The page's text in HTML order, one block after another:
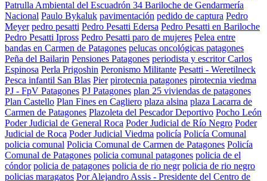
Patrulla Ambiental del Escuadrón 34 Bariloche de Gendarmería
Nacional Paulo Bykaluk pavimentación pedido de captura Pedro
Meyer pedro pesatti Pedro Pesatti Edersa Pedro Pesatti en Bariloche
Pedro Pesatti Ipross Pedro Pesatti paro de mujeres Pelea entre
bandas en Carmen de Patagones pelucas oncológicas patagones
Peña del Bailarin Pensiones Patagones periodista y escritor Carlos
Espinosa Perla Prigoshin Peronismo Militante Pesatti - Weretilneck
Pesca infantil San Blas Pier pirotecnia patagones pirotecnia viedma
PJ - FpV Patagones PJ Patagones plan 25 viviendas de patagones
Plan Castello Plan Fines en Cagliero plaza alsina plaza Lacarra de
Carmen de Patagones Plazoleta del Pescador Deportivo Pocho León
Poder Judicial de General Roca Poder Judicial de Río Negro Poder
Judicial de Roca Poder Judicial Viedma policía Policía Comunal
policia comunal Policia Comunal de Carmen de Patagones Policía
Comunal de Patagones policia comunal patagones policia de el
cóndor policia de patagones policia de rio negr policia de rio negro
policias maragatos Por Alejandro Assis - Presidente del Centro de